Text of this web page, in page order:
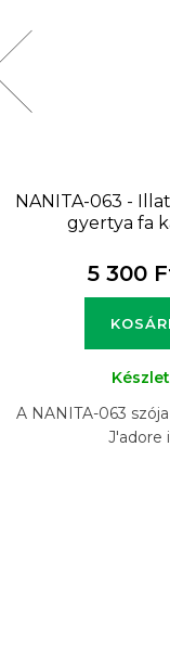
NANITA-063 -
gyertya fa
5 300
A NANITA-063
J'adore